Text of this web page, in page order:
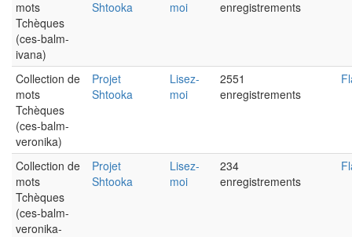
mots
Tchèques
(ces-balm-
ivana)
Shtooka
moi
enregistrements
Collection de
mots
Tchèques
(ces-balm-
veronika)
Projet
Shtooka
Lisez-
moi
2551
enregistrements
Collection de
mots
Tchèques
(ces-balm-
veronika-
Projet
Shtooka
Lisez-
moi
234
enregistrements